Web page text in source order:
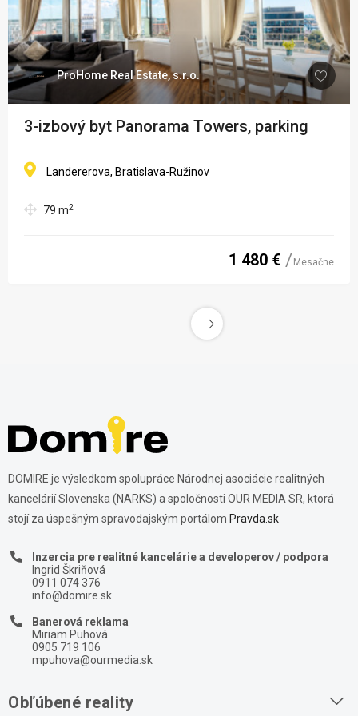
ProHome Real Estate, s.r.o.
3-izbový byt Panorama Towers, parking
Landererova, Bratislava-Ružinov
79 m2
1 480 € Mesačne
DOMIRE je výsledkom spolupráce Národnej asociácie realitných
kancelárií Slovenska (NARKS) a spoločnosti OUR MEDIA SR, ktorá
stojí za úspešným spravodajským portálom Pravda.sk
Inzercia pre realitné kancelárie a developerov / podpora
Ingrid Škriňová
0911 074 376
info@domire.sk
Banerová reklama
Miriam Puhová
0905 719 106
mpuhova@ourmedia.sk
Obľúbené reality